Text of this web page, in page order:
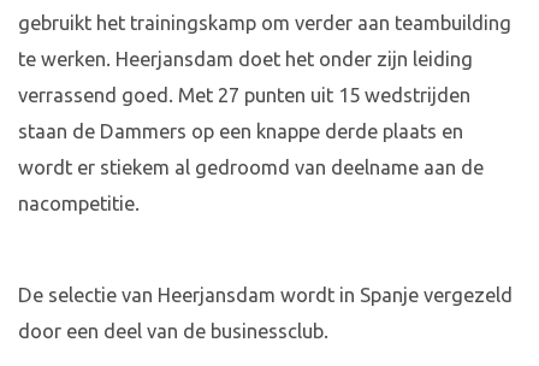
gebruikt het trainingskamp om verder aan teambuilding
te werken. Heerjansdam doet het onder zijn leiding
verrassend goed. Met 27 punten uit 15 wedstrijden
staan de Dammers op een knappe derde plaats en
wordt er stiekem al gedroomd van deelname aan de
nacompetitie.
De selectie van Heerjansdam wordt in Spanje vergezeld
door een deel van de businessclub.